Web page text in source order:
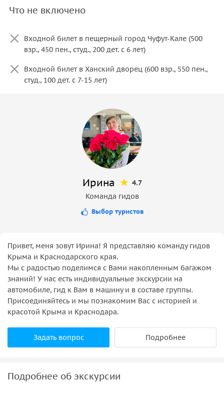
Что не включено
Входной билет в пещерный город Чуфут-Кале (500
взр., 450 пен., студ., 200 дет. с 6 лет)
Входной билет в Ханский дворец (600 взр., 550 пен.,
студ., 100 дет. с 7-15 лет)
Ирина
4.7
Команда гидов
Выбор туристов
Привет, меня зовут Ирина! Я представляю команду гидов
Крыма и Краснодарского края.
Мы с радостью поделимся с Вами накопленным багажом
знаний! У нас есть индивидуальные экскурсии на
автомобиле, гид к Вам в машину и в составе группы.
Присоединяйтесь и мы познакомим Вас с историей и
красотой Крыма и Краснодара.
Задать вопрос Подробнее
Подробнее об экскурсии